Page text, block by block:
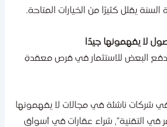
يقلل كثيرًا من الخيارات المتاحة.
البعض للاستثمار في فرص معقدة
ناشئة في مجالات لا يفهمونها
التقنية”، شراء عقارات في أسواق